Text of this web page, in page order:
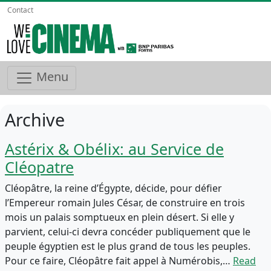
Contact
Menu
Archive
Astérix & Obélix: au Service de
Cléopatre
Cléopâtre, la reine d’Égypte, décide, pour défier
l’Empereur romain Jules César, de construire en trois
mois un palais somptueux en plein désert. Si elle y
parvient, celui-ci devra concéder publiquement que le
peuple égyptien est le plus grand de tous les peuples.
Pour ce faire, Cléopâtre fait appel à Numérobis,… Read